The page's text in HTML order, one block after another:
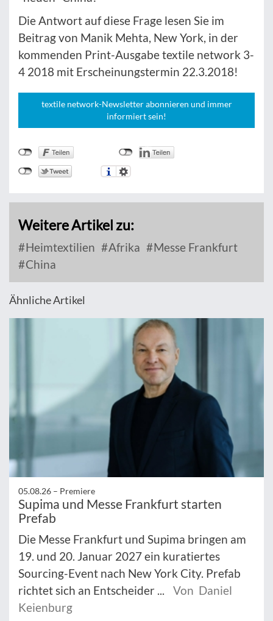
Die Antwort auf diese Frage lesen Sie im
Beitrag von Manik Mehta, New York, in der
kommenden Print-Ausgabe textile network 3-
4 2018 mit Erscheinungstermin 22.3.2018!
textile network-Newsletter abonnieren und immer
informiert sein!
Weitere Artikel zu:
Heimtextilien Afrika
Messe Frankfurt
China
Ähnliche Artikel
05.08.26 – Premiere
Supima und Messe Frankfurt starten
Prefab
Die Messe Frankfurt und Supima bringen am
19. und 20. Januar 2027 ein kuratiertes
Sourcing-Event nach New York City. Prefab
richtet sich an Entscheider ...
Von Daniel
Keienburg